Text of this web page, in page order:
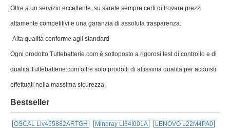
Oltre a un servizio eccellente, su sarete sempre certi di trovare prezzi
altamente competitivi e una garanzia di assoluta trasparenza.
-Alta qualità conforme agli standard
Ogni prodotto Tuttebatterie.com è sottoposto a rigorosi test di controllo e di
qualità.Tuttebatterie.com offre solo prodotti di altissima qualità per acquisti
effettuati nella massima sicurezza.
Bestseller
OSCAL Liv455882ARTGH Mindray LI34I001A
LENOVO L22M4PA0